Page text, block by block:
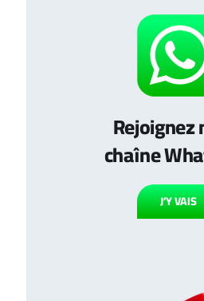
chaîne
J’Y VAIS